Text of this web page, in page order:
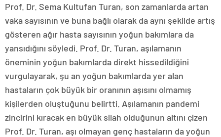
Prof. Dr. Sema Kultufan Turan, son zamanlarda artan
vaka sayısının ve buna bağlı olarak da aynı şekilde artış
gösteren ağır hasta sayısının yoğun bakımlara da
yansıdığını söyledi. Prof. Dr. Turan, aşılamanın
öneminin yoğun bakımlarda direkt hissedildiğini
vurgulayarak, şu an yoğun bakımlarda yer alan
hastaların çok büyük bir oranının aşısını olmamış
kişilerden oluştuğunu belirtti. Aşılamanın pandemi
zincirini kıracak en büyük silah olduğunun altını çizen
Prof. Dr. Turan, aşı olmayan genç hastaların da yoğun